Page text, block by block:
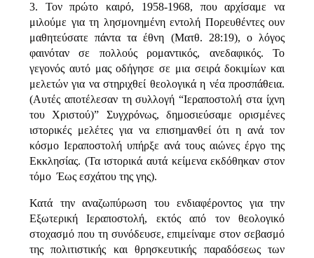
3. Τον πρώτο καιρό, 1958-1968, που αρχίσαμε να
μιλούμε για τη λησμονημένη εντολή Πορευθέντες ουν
μαθητεύσατε πάντα τα έθνη (Ματθ. 28:19), ο λόγος
φαινόταν σε πολλούς ρομαντικός, ανεδαφικός. Το
γεγονός αυτό μας οδήγησε σε μια σειρά δοκιμίων και
μελετών για να στηριχθεί θεολογικά η νέα προσπάθεια.
(Αυτές αποτέλεσαν τη συλλογή “Ιεραποστολή στα ίχνη
του Χριστού)” Συγχρόνως, δημοσιεύσαμε ορισμένες
ιστορικές μελέτες για να επισημανθεί ότι η ανά τον
κόσμο Ιεραποστολή υπήρξε ανά τους αιώνες έργο της
Εκκλησίας. (Τα ιστορικά αυτά κείμενα εκδόθηκαν στον
τόμο  Έως εσχάτου της γης).
Κατά την αναζωπύρωση του ενδιαφέροντος για την
Εξωτερική Ιεραποστολή, εκτός από τον θεολογικό
στοχασμό που τη συνόδευσε, επιμείναμε στον σεβασμό
της πολιτιστικής και θρησκευτικής παραδόσεως των